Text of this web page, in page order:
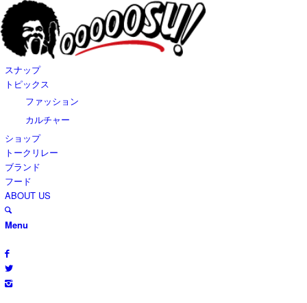
スナップ
トピックス
ファッション
カルチャー
ショップ
トークリレー
ブランド
フード
ABOUT US
Menu